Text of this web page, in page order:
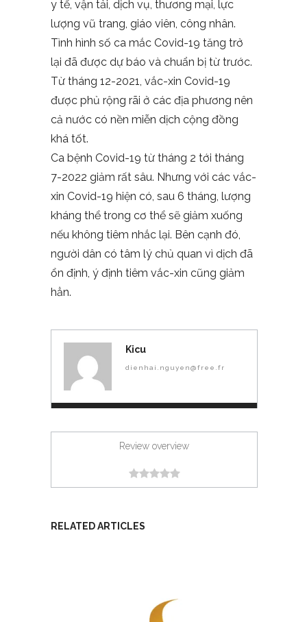
y tế, vận tải, dịch vụ, thương mại, lực
lượng vũ trang, giáo viên, công nhân.
Tình hình số ca mắc Covid-19 tăng trở
lại đã được dự báo và chuẩn bị từ trước.
Từ tháng 12-2021, vắc-xin Covid-19
được phủ rộng rãi ở các địa phương nên
cả nước có nền miễn dịch cộng đồng
khá tốt.
Ca bệnh Covid-19 từ tháng 2 tới tháng
7-2022 giảm rất sâu. Nhưng với các vắc-
xin Covid-19 hiện có, sau 6 tháng, lượng
kháng thể trong cơ thể sẽ giảm xuống
nếu không tiêm nhắc lại. Bên cạnh đó,
người dân có tâm lý chủ quan vì dịch đã
ổn định, ý định tiêm vắc-xin cũng giảm
hẳn.
Kicu
dienhai.nguyen@free.fr
Review overview
RELATED ARTICLES